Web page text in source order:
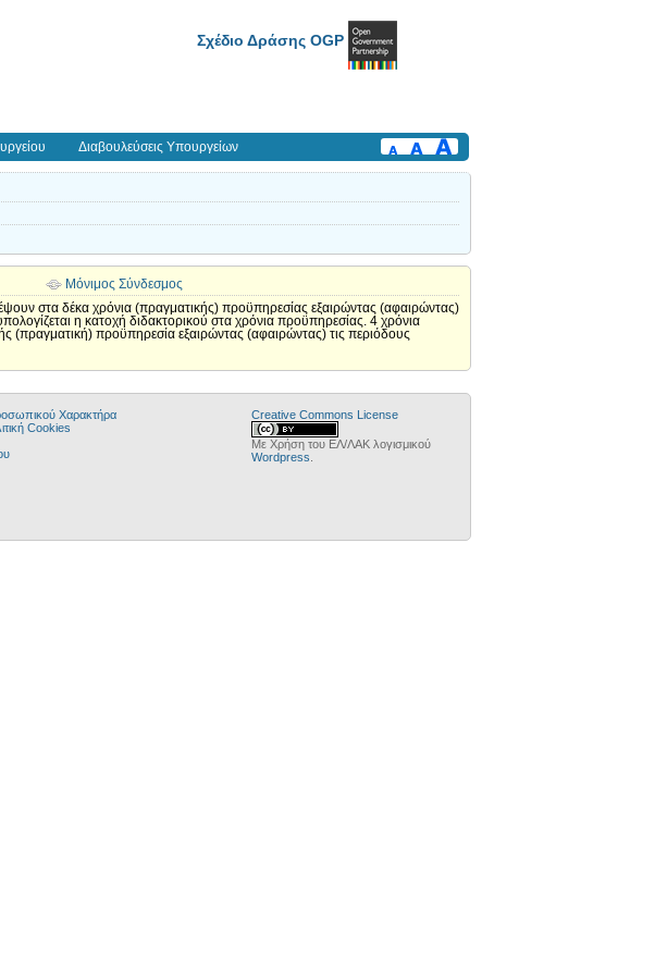
Σχέδιο Δράσης OGP
Διαβουλεύσεις Υπουργείων
Μόνιμος Σύνδεσμος
στα δέκα χρόνια (πραγματικής) προϋπηρεσίας εξαιρώντας (αφαιρώντας)
η κατοχή διδακτορικού στα χρόνια προϋπηρεσίας. 4 χρόνια
(πραγματική) προϋπηρεσία εξαιρώντας (αφαιρώντας) τις περιόδους
Χαρακτήρα
Cookies
Creative Commons License
Με Χρήση του ΕΛ/ΛΑΚ λογισμικού
Wordpress